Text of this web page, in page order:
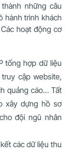
những câu
hành trình khách
hoạt động cơ
tổng hợp dữ liệu
cập website,
quảng cáo… Tất
xây dựng hồ sơ
đội ngũ nhân
các dữ liệu thu